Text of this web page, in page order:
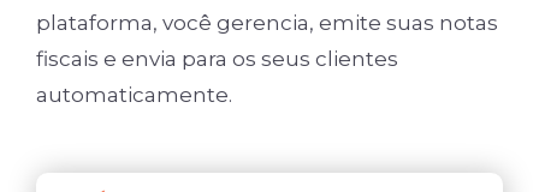
plataforma, você gerencia, emite suas notas
fiscais e envia para os seus clientes
automaticamente.